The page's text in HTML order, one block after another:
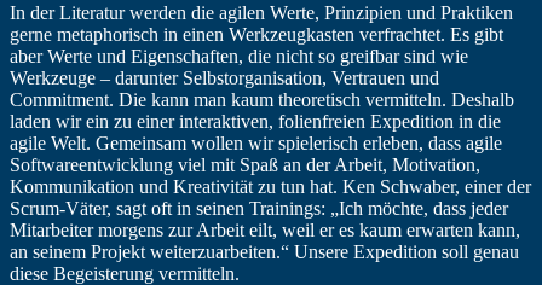
In der Literatur werden die agilen Werte, Prinzipien und Praktiken
gerne metaphorisch in einen Werkzeugkasten verfrachtet. Es gibt
aber Werte und Eigenschaften, die nicht so greifbar sind wie
Werkzeuge – darunter Selbstorganisation, Vertrauen und
Commitment. Die kann man kaum theoretisch vermitteln. Deshalb
laden wir ein zu einer interaktiven, folienfreien Expedition in die
agile Welt. Gemeinsam wollen wir spielerisch erleben, dass agile
Softwareentwicklung viel mit Spaß an der Arbeit, Motivation,
Kommunikation und Kreativität zu tun hat. Ken Schwaber, einer der
Scrum-Väter, sagt oft in seinen Trainings: „Ich möchte, dass jeder
Mitarbeiter morgens zur Arbeit eilt, weil er es kaum erwarten kann,
an seinem Projekt weiterzuarbeiten.“ Unsere Expedition soll genau
diese Begeisterung vermitteln.